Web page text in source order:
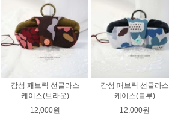
감성 패브릭 선글라스
케이스(브라운)
12,000원
감성 패브릭 선글라스
케이스(블루)
12,000원